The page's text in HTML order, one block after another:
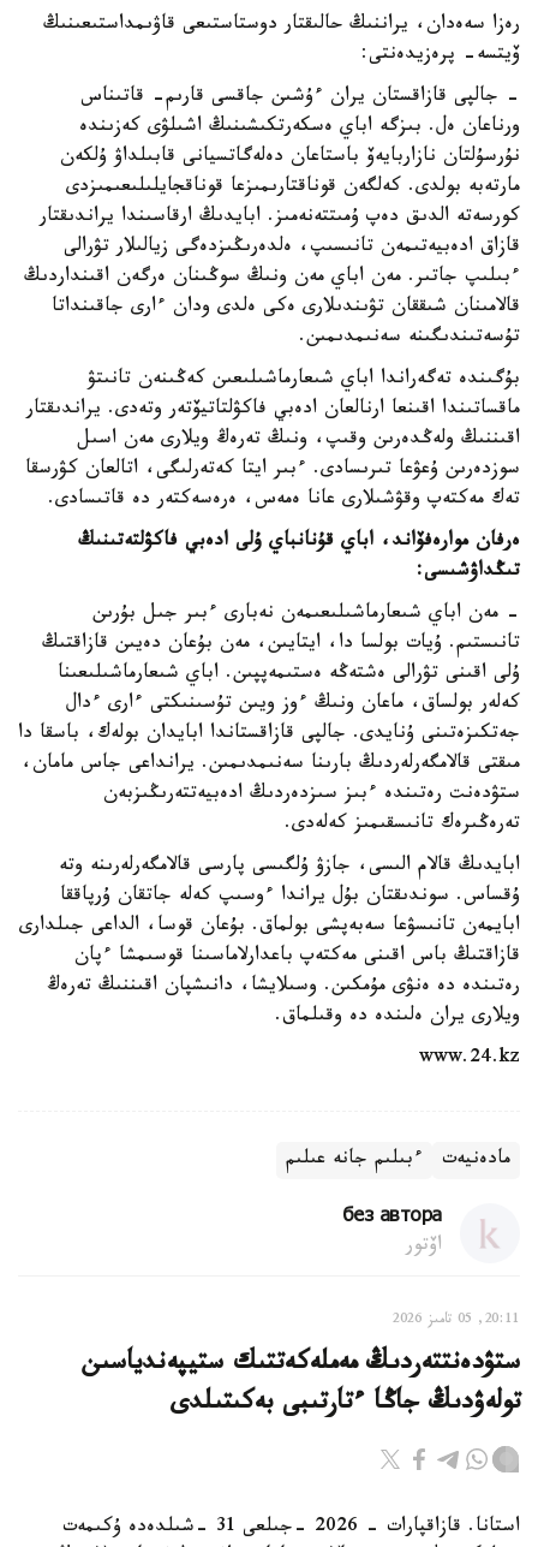
رەزا سەەدان، يراننىڭ حالىقتار دوستاستىعى قاۋىمداستىعىنىڭ
ۆيتسە- پرەزيدەنتى:
- جالپى قازاقستان يران ءۇشىن جاقسى قارىم- قاتىناس
ورناعان ەل. بىزگە اباي ەسكەرتكىشىنىڭ اشىلۋى كەزىندە
نۇرسۇلتان نازاربايەۆ باستاعان دەلەگاتسيانى قابىلداۋ ۇلكەن
مارتەبە بولدى. كەلگەن قوناقتارىمىزعا قوناقجايلىلىعىمىزدى
كورسەتە الدىق دەپ ۇمىتتەنەمىز. ابايدىڭ ارقاسىندا يراندىقتار
قازاق ادەبيەتىمەن تانىسىپ، ەلدەرىڭىزدەگى زيالىلار تۋرالى
ءبىلىپ جاتىر. مەن اباي مەن ونىڭ سوڭىنان ەرگەن اقىنداردىڭ
قالامىنان شىققان تۋىندىلارى ەكى ەلدى ودان ءارى جاقىنداتا
تۇسەتىندىگىنە سەنىمدىمىن.
بۇگىندە تەگەراندا اباي شىعارماشىلىعىن كەڭىنەن تانىتۋ
ماقساتىندا اقىنعا ارنالعان ادەبي فاكۋلتاتيۆتەر وتەدى. يراندىقتار
اقىننىڭ ولەڭدەرىن وقىپ، ونىڭ تەرەڭ ويلارى مەن اسىل
سوزدەرىن ۇعۋعا تىرىسادى. ءبىر ايتا كەتەرلىگى، اتالعان كۋرسقا
تەك مەكتەپ وقۋشىلارى عانا ەمەس، ەرەسەكتەر دە قاتىسادى.
ەرفان موارەفۆاند، اباي قۇنانباي ۇلى ادەبي فاكۋلتەتىنىڭ
تىڭداۋشىسى:
- مەن اباي شىعارماشىلىعىمەن نەبارى ءبىر جىل بۇرىن
تانىستىم. ۇيات بولسا دا، ايتايىن، مەن بۇعان دەيىن قازاقتىڭ
ۇلى اقىنى تۋرالى ەشتەڭە ەستىمەپپىن. اباي شىعارماشىلىعىنا
كەلەر بولساق، ماعان ونىڭ ءوز ويىن تۇسىنىكتى ءارى ءدال
جەتكىزەتىنى ۇنايدى. جالپى قازاقستاندا ابايدان بولەك، باسقا دا
مىقتى قالامگەرلەردىڭ بارىنا سەنىمدىمىن. يرانداعى جاس مامان،
ستۋدەنت رەتىندە ءبىز سىزدەردىڭ ادەبيەتتەرىڭىزبەن
تەرەڭىرەك تانىسقىمىز كەلەدى.
ابايدىڭ قالام الىسى، جازۋ ۇلگىسى پارسى قالامگەرلەرىنە وتە
ۇقساس. سوندىقتان بۇل يراندا ءوسىپ كەلە جاتقان ۇرپاققا
ابايمەن تانىسۋعا سەبەپشى بولماق. بۇعان قوسا، الداعى جىلدارى
قازاقتىڭ باس اقىنى مەكتەپ باعدارلاماسىنا قوسىمشا ءپان
رەتىندە دە ەنۋى مۇمكىن. وسىلايشا، دانىشپان اقىننىڭ تەرەڭ
ويلارى يران ەلىندە دە وقىلماق.
www.24.kz
مادەنيەت ءبىلىم جانە عىلىم
без автора
اۆتور
20:11, 05 تامىز 2026
ستۋدەنتتەردىڭ مەملەكەتتىك ستيپەندياسىن
تولەۋدىڭ جاڭا ءتارتىبى بەكىتىلدى
استانا. قازاقپارات - 2026 -جىلعى 31 -شىلدەدە ۇكىمەت